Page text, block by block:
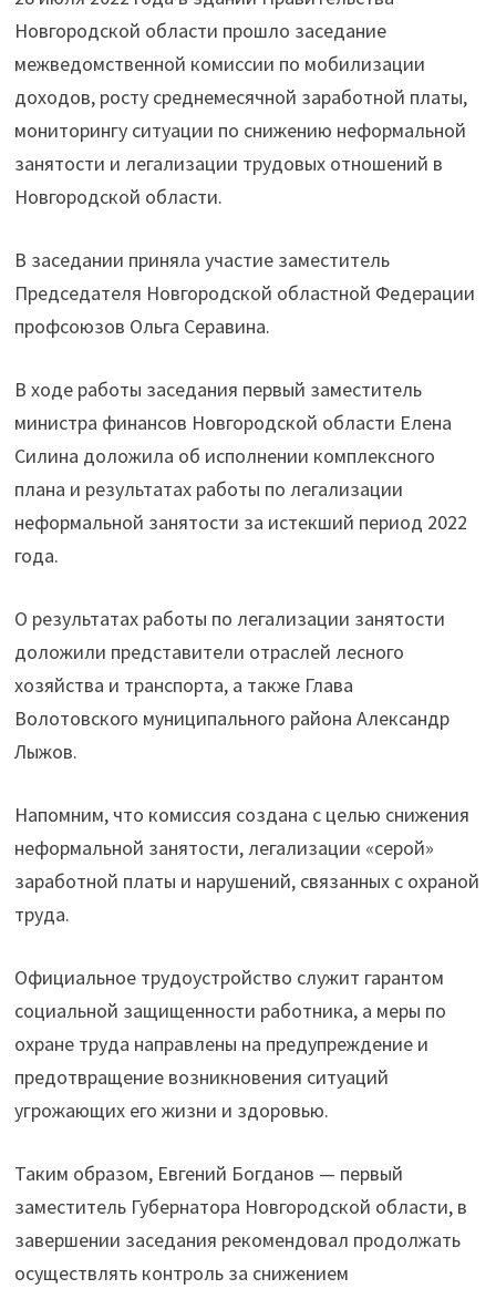
Новгородской области прошло заседание
межведомственной комиссии по мобилизации
доходов, росту среднемесячной заработной платы,
мониторингу ситуации по снижению неформальной
занятости и легализации трудовых отношений в
Новгородской области.
В заседании приняла участие заместитель
Председателя Новгородской областной Федерации
профсоюзов Ольга Серавина.
В ходе работы заседания первый заместитель
министра финансов Новгородской области Елена
Силина доложила об исполнении комплексного
плана и результатах работы по легализации
неформальной занятости за истекший период 2022
года.
О результатах работы по легализации занятости
доложили представители отраслей лесного
хозяйства и транспорта, а также Глава
Волотовского муниципального района Александр
Лыжов.
Напомним, что комиссия создана с целью снижения
неформальной занятости, легализации «серой»
заработной платы и нарушений, связанных с охраной
труда.
Официальное трудоустройство служит гарантом
социальной защищенности работника, а меры по
охране труда направлены на предупреждение и
предотвращение возникновения ситуаций
угрожающих его жизни и здоровью.
Таким образом, Евгений Богданов — первый
заместитель Губернатора Новгородской области, в
завершении заседания рекомендовал продолжать
осуществлять контроль за снижением